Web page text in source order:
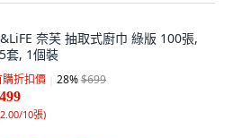
奈芙 抽取式廚巾 綠版 100張,
套, 1個裝
購折扣價 28%$699
10張)